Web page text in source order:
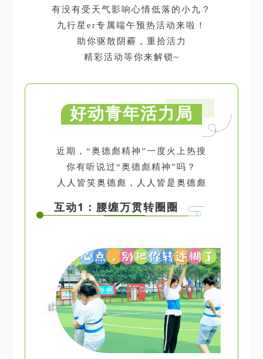
有没有受天气影响心情低落的小九？
九行星er专属端午预热活动来啦！
助你驱散阴霾，重拾活力
精彩活动等你来解锁~
好动青年活力局
近期，“奥德彪精神”一度火上热搜
你有听说过“奥德彪精神”吗？
人人皆笑奥德彪，人人皆是奥德彪
互动1：腰缠万贯转圈圈